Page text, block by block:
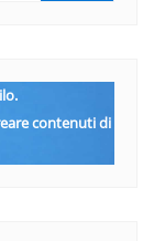
contenuti di